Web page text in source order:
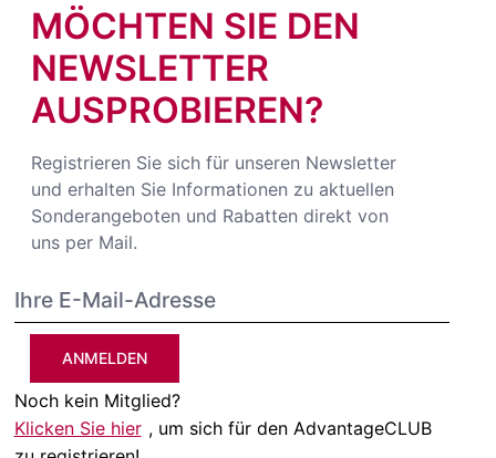
MÖCHTEN SIE DEN
NEWSLETTER
AUSPROBIEREN?
Registrieren Sie sich für unseren Newsletter
und erhalten Sie Informationen zu aktuellen
Sonderangeboten und Rabatten direkt von
uns per Mail.
ANMELDEN
Noch kein Mitglied?
Klicken Sie hier , um sich für den AdvantageCLUB